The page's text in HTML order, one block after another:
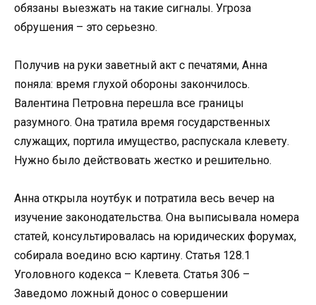
обязаны выезжать на такие сигналы. Угроза
обрушения – это серьезно.
Получив на руки заветный акт с печатями, Анна
поняла: время глухой обороны закончилось.
Валентина Петровна перешла все границы
разумного. Она тратила время государственных
служащих, портила имущество, распускала клевету.
Нужно было действовать жестко и решительно.
Анна открыла ноутбук и потратила весь вечер на
изучение законодательства. Она выписывала номера
статей, консультировалась на юридических форумах,
собирала воедино всю картину. Статья 128.1
Уголовного кодекса – Клевета. Статья 306 –
Заведомо ложный донос о совершении